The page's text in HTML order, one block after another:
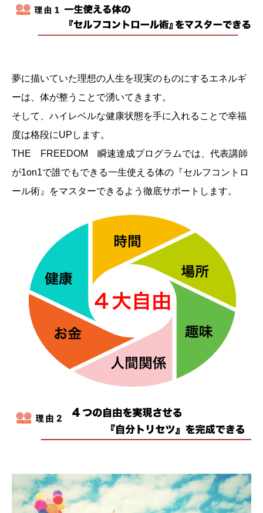
夢に描いていた理想の人生を現実のものにするエネルギ
ーは、体が整うことで湧いてきます。
そして、ハイレベルな健康状態を手に入れることで幸福
度は格段にUPします。
THE FREEDOM 瞬速達成プログラムでは、代表講師
が1on1で誰でもできる一生使える体の『セルフコントロ
ール術』をマスターできるよう徹底サポートします。